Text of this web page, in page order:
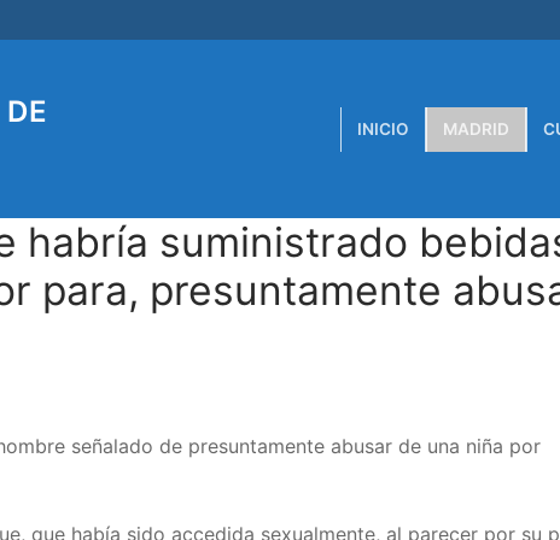
INICIO MADRID
habría suministrado
para, presuntamente
señalado de presuntamente abusar de una niña por
que había sido accedida sexualmente, al parecer por su